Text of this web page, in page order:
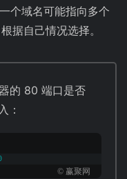
个域名可能指向多个
据自己情况选择。
的 80 端口是否
：
© 赢聚网